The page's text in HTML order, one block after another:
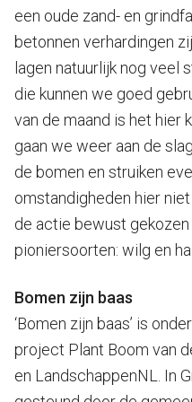
een oude zand- en
betonnen verhardingen
lagen natuurlijk nog veel
die kunnen we goed
van de maand is het hier
gaan we weer aan de
de bomen en struiken
omstandigheden hier
de actie bewust
pioniersoorten: wilg en
Bomen zijn baas
‘Bomen zijn baas’ is
project Plant Boom van
en LandschappenNL. In